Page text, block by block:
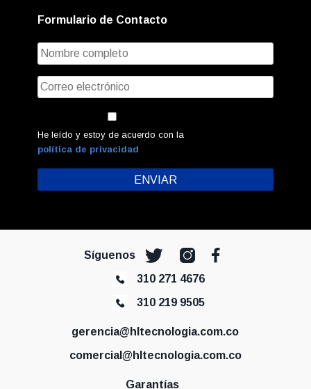
Formulario de Contacto
He leído y estoy de acuerdo con la
política de privacidad
Síguenos
310 271 4676
310 219 9505
gerencia@hltecnologia.com.co
comercial@hltecnologia.com.co
Garantías